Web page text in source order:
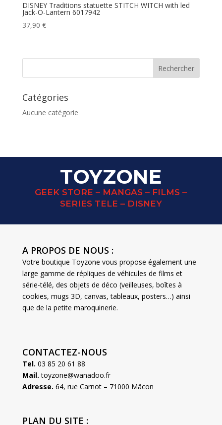
DISNEY Traditions statuette STITCH WITCH with led
Jack-O-Lantern 6017942
37,90 €
Catégories
Aucune catégorie
TOYZONE
GEEK STORE – MANGAS – FILMS –
SERIES TELE – DISNEY
A PROPOS DE NOUS :
Votre boutique Toyzone vous propose également une
large gamme de répliques de véhicules de films et
série-télé, des objets de déco (veilleuses, boîtes à
cookies, mugs 3D, canvas, tableaux, posters…) ainsi
que de la petite maroquinerie.
CONTACTEZ-NOUS
Tel. 03 85 20 61 88
Mail. toyzone@wanadoo.fr
Adresse. 64, rue Carnot – 71000 Mâcon
PLAN DU SITE :